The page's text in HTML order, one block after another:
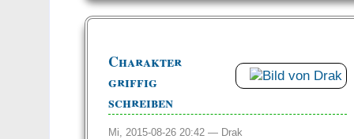
Charakter
griffig
schreiben
Mi, 2015-08-26 20:42 — Drak